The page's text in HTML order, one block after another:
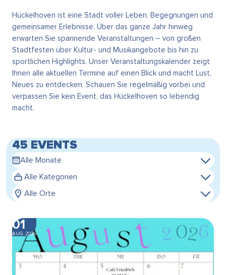
Hückelhoven ist eine Stadt voller Leben, Begegnungen und
gemeinsamer Erlebnisse. Über das ganze Jahr hinweg
erwarten Sie spannende Veranstaltungen – von großen
Stadtfesten über Kultur- und Musikangebote bis hin zu
sportlichen Highlights. Unser Veranstaltungskalender zeigt
Ihnen alle aktuellen Termine auf einen Blick und macht Lust,
Neues zu entdecken. Schauen Sie regelmäßig vorbei und
verpassen Sie kein Event, das Hückelhoven so lebendig
macht.
45 EVENTS
Alle Monate
Alle Kategorien
Alle Orte
01
AUG. 2026